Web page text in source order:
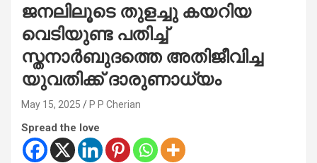
ജനലിലൂടെ തുളച്ചു കയറിയ
വെടിയുണ്ട പതിച്ച്
സ്തനാര്‍ബുദത്തെ അതിജീവിച്ച
യുവതിക്ക് ദാരുണാധ്യം
May 15, 2025 P P Cherian
Spread the love